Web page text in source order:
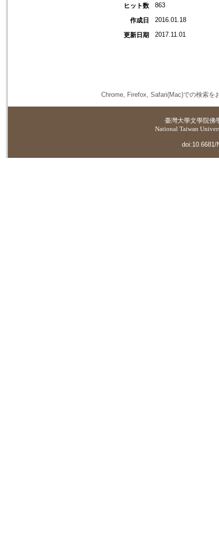
ヒット数
863
作成日 2016.01.18
更新日期 2017.11.01
Chrome, Firefox, Safari(Mac)での検索を
臺灣大學文學院佛
National Taiwan
doi:10.6681/